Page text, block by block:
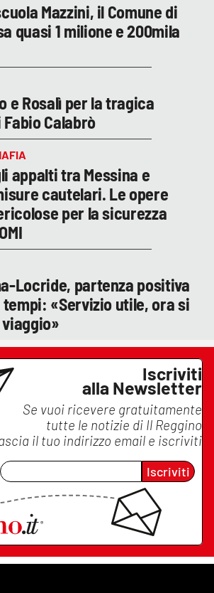
Mazzini, il Comune di
quasi 1 milione e 200mila
e Rosalì per la tragica
Calabrò
appalti tra Messina e
cautelari. Le opere
per la sicurezza
Locride, partenza positiva
tempi: «Servizio utile, ora si
Iscriviti
alla Newsletter
Se vuoi ricevere gratuitamente
tutte le notizie di Il Reggino
il tuo indirizzo email e iscriviti
Iscriviti